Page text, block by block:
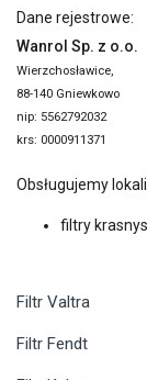
Dane rejestrowe:
Wanrol Sp. z o.o.
Wierzchosławice,
88-140 Gniewkowo
nip: 5562792032
krs: 0000911371
Obsługujemy
filtry
Filtr Valtra
Filtr Fendt